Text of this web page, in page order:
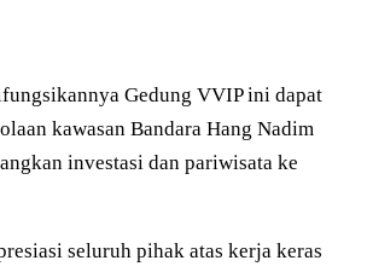
Gedung VVIP ini dapat
kawasan Bandara Hang Nadim
investasi dan pariwisata ke
seluruh pihak atas kerja keras